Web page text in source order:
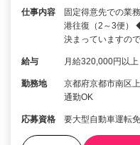
仕事内容
固定得意先での業
港往復（2～3便）
決まっていますの
給与 月給320,000円以
勤務地
京都府京都市南区
通勤OK
応募資格 要大型自動車運転